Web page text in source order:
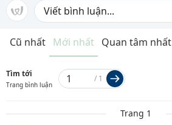
Cũ nhất Mới nhất Quan tâm nhất
Tìm tới
Trang bình luận
/ 1
Trang 1